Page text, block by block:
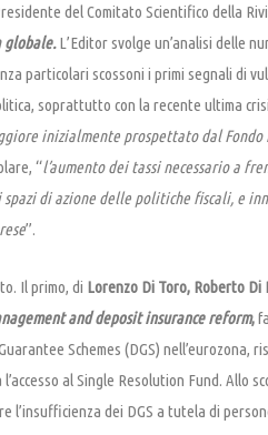
del Comitato Scientifico della
globale.L’Editor svolge un’analisi delle
particolari scossoni i primi segnali di
soprattutto con la recente ultima
inizialmente prospettato dal
“l’aumento dei tassi necessario a
di azione delle politiche fiscali, e
”.
Il primo, di Lorenzo Di Toro, Roberto
and deposit insurance reform,
Schemes (DGS)
al Single Resolution Fund. Allo
l’insufficienza dei DGS a tutela di